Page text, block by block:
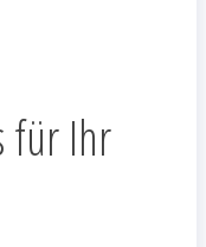
für Ihr